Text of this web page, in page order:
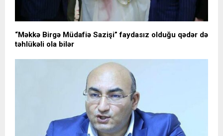
“Məkkə Birgə Müdafiə Sazişi” faydasız olduğu qədər də
təhlükəli ola bilər